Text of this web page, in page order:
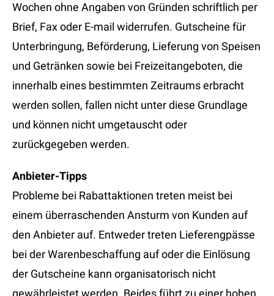
Wochen ohne Angaben von Gründen schriftlich per
Brief, Fax oder E-mail widerrufen. Gutscheine für
Unterbringung, Beförderung, Lieferung von Speisen
und Getränken sowie bei Freizeitangeboten, die
innerhalb eines bestimmten Zeitraums erbracht
werden sollen, fallen nicht unter diese Grundlage
und können nicht umgetauscht oder
zurückgegeben werden.
Anbieter-Tipps
Probleme bei Rabattaktionen treten meist bei
einem überraschenden Ansturm von Kunden auf
den Anbieter auf. Entweder treten Lieferengpässe
bei der Warenbeschaffung auf oder die Einlösung
der Gutscheine kann organisatorisch nicht
gewährleistet werden. Beides führt zu einer hohen